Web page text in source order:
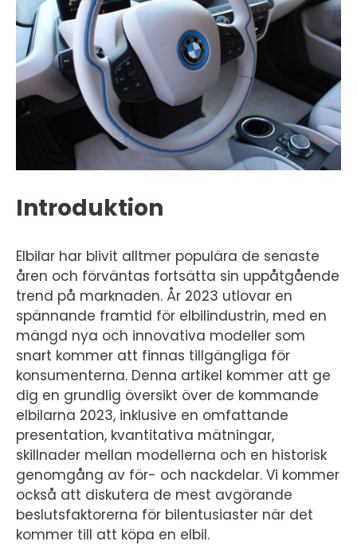
Introduktion
Elbilar har blivit alltmer populära de senaste
åren och förväntas fortsätta sin uppåtgående
trend på marknaden. År 2023 utlovar en
spännande framtid för elbilindustrin, med en
mängd nya och innovativa modeller som
snart kommer att finnas tillgängliga för
konsumenterna. Denna artikel kommer att ge
dig en grundlig översikt över de kommande
elbilarna 2023, inklusive en omfattande
presentation, kvantitativa mätningar,
skillnader mellan modellerna och en historisk
genomgång av för- och nackdelar. Vi kommer
också att diskutera de mest avgörande
beslutsfaktorerna för bilentusiaster när det
kommer till att köpa en elbil.